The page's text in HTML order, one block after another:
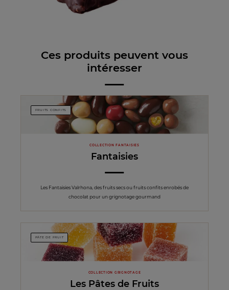
Ces produits peuvent vous
intéresser
FRUITS CONFITS
COLLECTION FANTAISIES
Fantaisies
Les Fantaisies Valrhona, des fruits secs ou fruits confits enrobés de
chocolat pour un grignotage gourmand
PÂTE DE FRUIT
COLLECTION GRIGNOTAGE
Les Pâtes de Fruits